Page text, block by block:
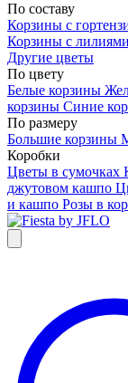
По составу
Корзины с
Корзины с лилиями
Другие цветы
По цвету
Белые корзины
корзины Синие
По размеру
Большие корзины
Коробки
Цветы в сумочках
джутовом кашпо
и кашпо Розы в